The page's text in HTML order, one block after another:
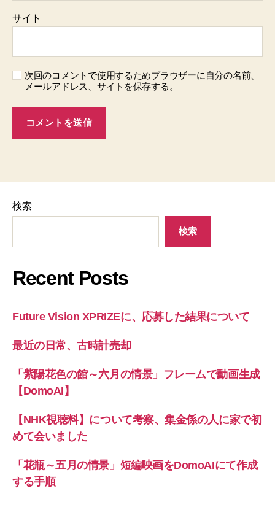
サイト
次回のコメントで使用するためブラウザーに自分の名前、
メールアドレス、サイトを保存する。
検索
検索
Recent Posts
Future Vision XPRIZEに、応募した結果について
最近の日常、古時計売却
「紫陽花色の館～六月の情景」フレームで動画生成
【DomoAI】
【NHK視聴料】について考察、集金係の人に家で初
めて会いました
「花瓶～五月の情景」短編映画をDomoAIにて作成
する手順